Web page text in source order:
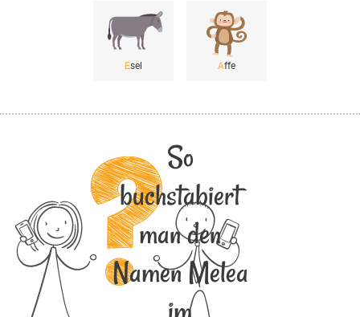
Esel Affe
So
buchstabiert
man den
Namen Melea